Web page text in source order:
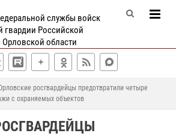
службы войск
гвардии Российской
области
росгвардейцы предотвратили четыре
с охраняемых объектов